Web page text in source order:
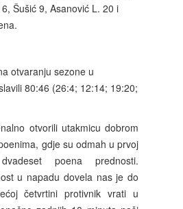
Šušić 9, Asanović L. 20 i
otvaranju sezone u
80:46 (26:4; 12:14; 19:20;
otvorili utakmicu dobrom
gdje su odmah u prvoj
poena prednosti.
u napadu dovela nas je do
četvrtini protivnik vrati u